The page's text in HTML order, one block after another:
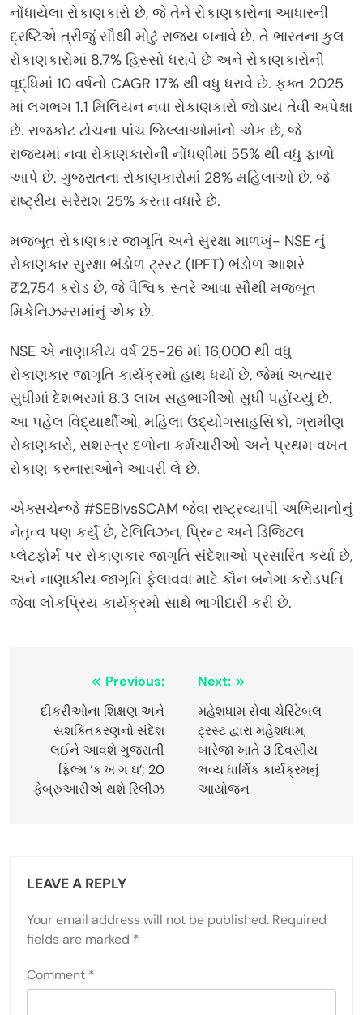
નોંધાયેલા રોકાણકારો છે, જે તેને રોકાણકારોના આધારની
દ્રષ્ટિએ ત્રીજું સૌથી મોટું રાજ્ય બનાવે છે. તે ભારતના કુલ
રોકાણકારોમાં 8.7% હિસ્સો ધરાવે છે અને રોકાણકારોની
વૃદ્ધિમાં 10 વર્ષનો CAGR 17% થી વધુ ધરાવે છે. ફક્ત 2025
માં લગભગ 1.1 મિલિયન નવા રોકાણકારો જોડાય તેવી અપેક્ષા
છે. રાજકોટ ટોચના પાંચ જિલ્લાઓમાંનો એક છે, જે
રાજ્યમાં નવા રોકાણકારોની નોંધણીમાં 55% થી વધુ ફાળો
આપે છે. ગુજરાતના રોકાણકારોમાં 28% મહિલાઓ છે, જે
રાષ્ટ્રીય સરેરાશ 25% કરતા વધારે છે.
મજબૂત રોકાણકાર જાગૃતિ અને સુરક્ષા માળખું- NSE નું
રોકાણકાર સુરક્ષા ભંડોળ ટ્રસ્ટ (IPFT) ભંડોળ આશરે
₹2,754 કરોડ છે, જે વૈશ્વિક સ્તરે આવા સૌથી મજબૂત
મિકેનિઝમ્સમાંનું એક છે.
NSE એ નાણાકીય વર્ષ 25-26 માં 16,000 થી વધુ
રોકાણકાર જાગૃતિ કાર્યક્રમો હાથ ધર્યા છે, જેમાં અત્યાર
સુધીમાં દેશભરમાં 8.3 લાખ સહભાગીઓ સુધી પહોંચ્યું છે.
આ પહેલ વિદ્યાર્થીઓ, મહિલા ઉદ્યોગસાહસિકો, ગ્રામીણ
રોકાણકારો, સશસ્ત્ર દળોના કર્મચારીઓ અને પ્રથમ વખત
રોકાણ કરનારાઓને આવરી લે છે.
એક્સચેન્જે #SEBIvsSCAM જેવા રાષ્ટ્રવ્યાપી અભિયાનોનું
નેતૃત્વ પણ કર્યું છે, ટેલિવિઝન, પ્રિન્ટ અને ડિજિટલ
પ્લેટફોર્મ પર રોકાણકાર જાગૃતિ સંદેશાઓ પ્રસારિત કર્યા છે,
અને નાણાકીય જાગૃતિ ફેલાવવા માટે કૌન બનેગા કરોડપતિ
જેવા લોકપ્રિય કાર્યક્રમો સાથે ભાગીદારી કરી છે.
navigation
Previous:
દીકરીઓના શિક્ષણ અને
સશક્તિકરણનો સંદેશ
લઈને આવશે ગુજરાતી
ફિલ્મ ‘ક ખ ગ ઘ’; 20
ફેબ્રુઆરીએ થશે રિલીઝ
Next:
મહેશધામ સેવા ચેરિટેબલ
ટ્રસ્ટ દ્વારા મહેશધામ,
બારેજા ખાતે 3 દિવસીય
ભવ્ય ધાર્મિક કાર્યક્રમનું
આયોજન
LEAVE A REPLY
Your email address will not be published. Required
fields are marked *
Comment *